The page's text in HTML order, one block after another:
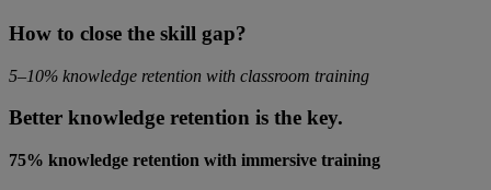
How to close the skill gap?
5–10% knowledge retention with classroom training
Better knowledge retention is the key.
75% knowledge retention with immersive training